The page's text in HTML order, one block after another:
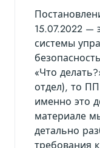
15.07.2022 —
системы
«Что
отдел), то
именно это
материале
детально